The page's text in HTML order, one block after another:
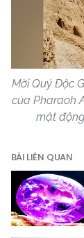
Mời Quý Độc
của Pharaoh
mật động
BÀI LIÊN QUAN